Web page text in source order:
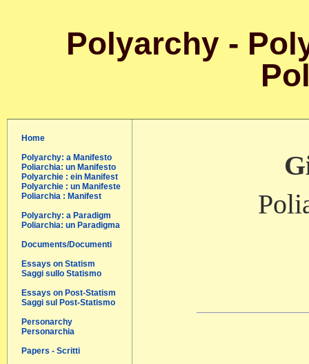
Polyarchy -
Home
Polyarchy: a Manifesto
Poliarchia: un Manifesto
Polyarchie : ein Manifest
Polyarchie : un Manifeste
Poliarchia : Manifest
Polyarchy: a Paradigm
Poliarchia: un Paradigma
Documents/Documenti
Essays on Statism
Saggi sullo Statismo
Essays on Post-Statism
Saggi sul Post-Statismo
Personarchy
Personarchia
Papers - Scritti